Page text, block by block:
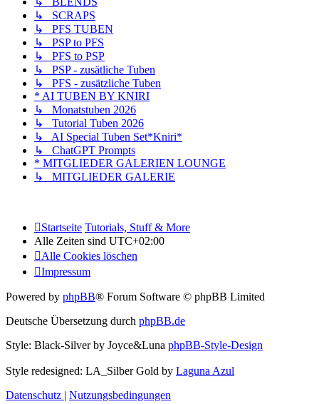
↳ SCRAPS
↳ PFS TUBEN
↳ PSP to PFS
↳ PFS to PSP
↳ PSP - zusätliche Tuben
↳ PFS - zusätzliche Tuben
* AI TUBEN BY KNIRI
↳ Monatstuben 2026
↳ Tutorial Tuben 2026
↳ AI Special Tuben Set*Kniri*
↳ ChatGPT Prompts
* MITGLIEDER GALERIEN LOUNGE
↳ MITGLIEDER GALERIE
Startseite Tutorials, Stuff & More
Alle Zeiten sind UTC+02:00
Alle Cookies löschen
Impressum
Powered by phpBB® Forum Software © phpBB Limited
Deutsche Übersetzung durch phpBB.de
Style: Black-Silver by Joyce&Luna phpBB-Style-Design
Style redesigned: LA_Silber Gold by Laguna Azul
Datenschutz | Nutzungsbedingungen